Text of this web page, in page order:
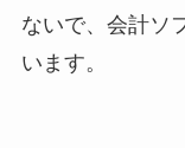
ないで、会計ソ
います。